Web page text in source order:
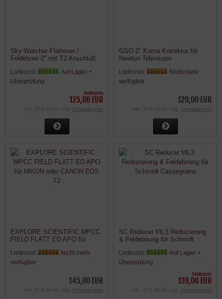
Sky-Watcher Flattener /
Feldebner 2" mit T2 Anschluß
Lieferzeit:
Auf Lager +
Überprüfung
Sonderpreis
125,00 EUR
inkl. 19 % MwSt. zzgl. Versandkosten
GSO 2" Koma Korrektor für
Newton Teleskope
Lieferzeit:
Nicht mehr
verfügbar
129,00 EUR
inkl. 19 % MwSt. zzgl. Versandkosten
EXPLORE SCIENTIFIC MPCC
FIELD FLATT ED APO für
Lieferzeit:
Nicht mehr
verfügbar
145,00 EUR
inkl. 19 % MwSt. zzgl. Versandkosten
SC Reducer f/6,3 Reduzierung
& Feldebnung für Schmidt
Lieferzeit:
Auf Lager +
Überprüfung
Sonderpreis
139,00 EUR
inkl. 19 % MwSt. zzgl. Versandkosten